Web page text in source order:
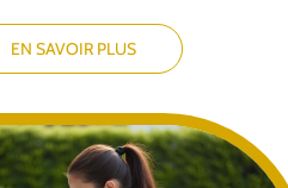
EN SAVOIR PLUS